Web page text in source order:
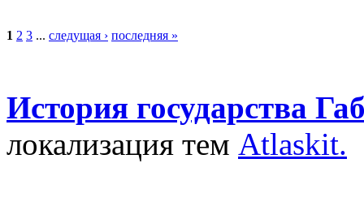
1 2 3 ... следущая › последняя »
История государства
локализация тем Atlaskit.